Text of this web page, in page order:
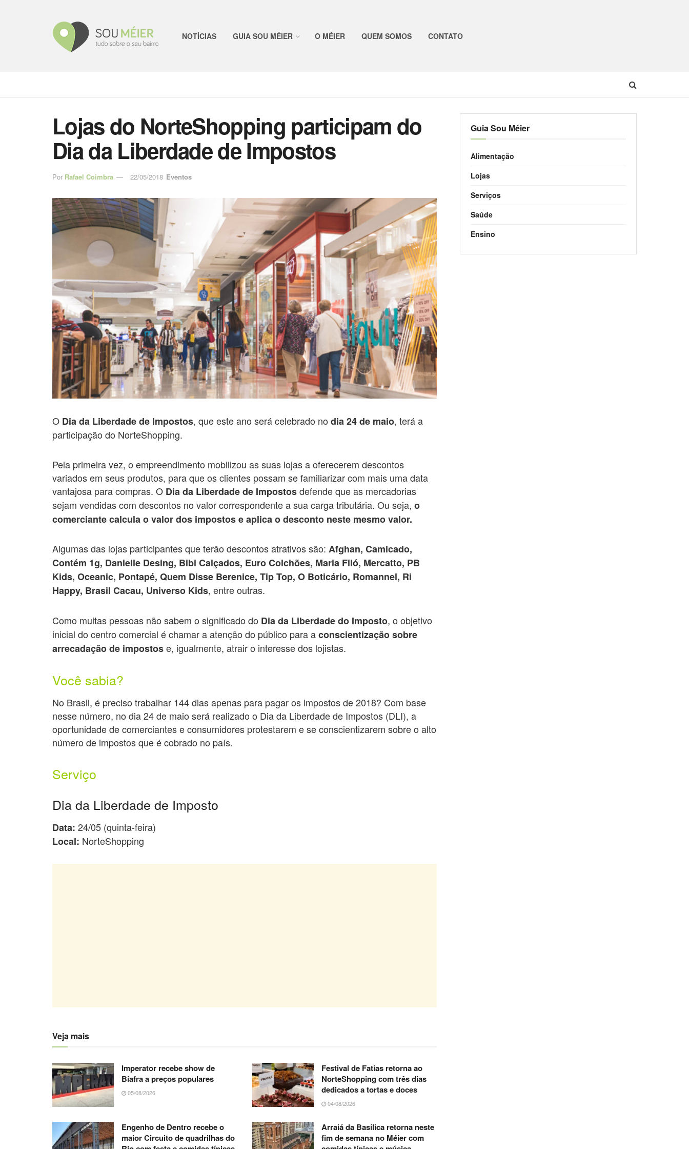
NOTÍCIAS GUIA SOU MÉIER O MÉIER QUEM SOMOS CONTATO
Lojas do NorteShopping participam do
Dia da Liberdade de Impostos
Por Rafael Coimbra 22/05/2018 Eventos
O Dia da Liberdade de Impostos, que este ano será celebrado no dia 24 de maio, terá a
participação do NorteShopping.
Pela primeira vez, o empreendimento mobilizou as suas lojas a oferecerem descontos
variados em seus produtos, para que os clientes possam se familiarizar com mais uma data
vantajosa para compras. O Dia da Liberdade de Impostosdefende que as mercadorias
sejam vendidas com descontos no valor correspondente a sua carga tributária. Ou seja, o
comerciante calcula o valor dos impostos e aplica o desconto neste mesmo valor.
Algumas das lojas participantes que terão descontos atrativos são: Afghan, Camicado,
Contém 1g, Danielle Desing, Bibi Calçados, Euro Colchões, Maria Filó, Mercatto, PB
Kids, Oceanic, Pontapé, Quem Disse Berenice, Tip Top, O Boticário, Romannel, Ri
Happy, Brasil Cacau, Universo Kids, entre outras.
Como muitas pessoas não sabem o significado do Dia da Liberdade do Imposto, o objetivo
inicial do centro comercial é chamar a atenção do público para aconscientização sobre
arrecadação de impostose, igualmente, atrair o interesse dos lojistas.
Você sabia?
No Brasil, é preciso trabalhar 144 dias apenas para pagar os impostos de 2018? Com base
nesse número, no dia 24 de maio será realizado o Dia da Liberdade de Impostos (DLI), a
oportunidade de comerciantes e consumidores protestarem e se conscientizarem sobre o alto
número de impostos que é cobrado no país.
Serviço
Dia da Liberdade de Imposto
Data: 24/05 (quinta-feira)
Local: NorteShopping
Veja mais
Imperator recebe show de
Biafra a preços populares
05/08/2026
Festival de Fatias retorna ao
NorteShopping com três dias
dedicados a tortas e doces
04/08/2026
Engenho de Dentro recebe o
maior Circuito de quadrilhas do
Arraiá da Basílica retorna neste
fim de semana no Méier com
Guia Sou Méier
Alimentação
Lojas
Serviços
Saúde
Ensino